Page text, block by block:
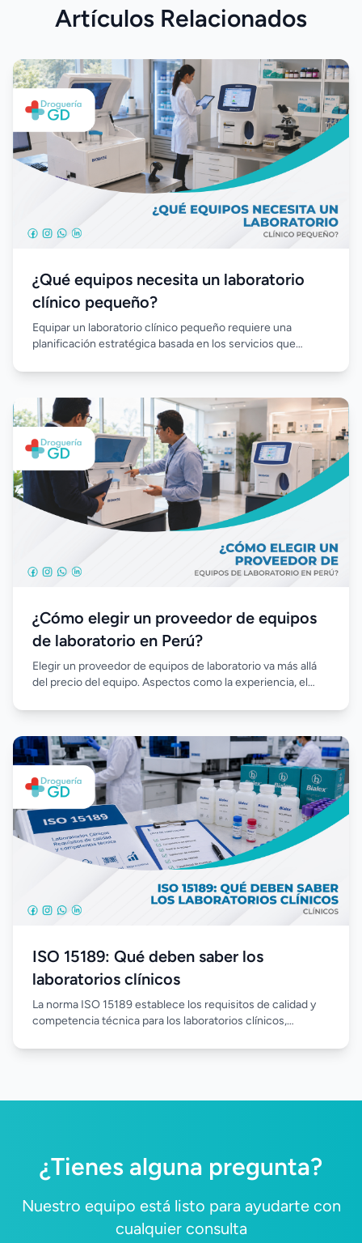
Artículos Relacionados
¿Qué equipos necesita un laboratorio
clínico pequeño?
Equipar un laboratorio clínico pequeño requiere una
planificación estratégica basada en los servicios que
confiables, automatización, reactivos de calidad y un buen
garantizar resultados precisos y facilitar el crecimiento del
laboratorio a largo plazo.
¿Cómo elegir un proveedor de equipos
de laboratorio en Perú?
Elegir un proveedor de equipos de laboratorio va más allá
del precio del equipo. Aspectos como la experiencia, el
capacitación y el acompañamiento posventa son
optimizar la inversión y favorecer el crecimiento sostenible
del laboratorio.
ISO 15189: Qué deben saber los
laboratorios clínicos
La norma ISO 15189 establece los requisitos de calidad y
competencia técnica para los laboratorios clínicos,
resultados confiables. Su implementación fortalece la
¿Tienes alguna pregunta?
Nuestro equipo está listo para ayudarte con
cualquier consulta